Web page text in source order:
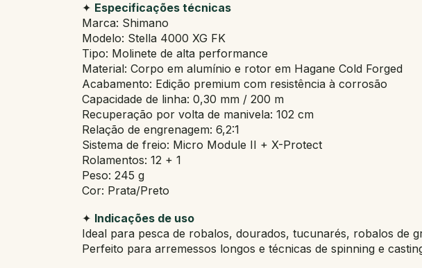
✦ Especificações técnicas
Marca: Shimano
Modelo: Stella 4000 XG FK
Tipo: Molinete de alta performance
Material: Corpo em alumínio e rotor em Hagane Cold Forged
Acabamento: Edição premium com resistência à corrosão
Capacidade de linha: 0,30 mm / 200 m
Recuperação por volta de manivela: 102 cm
Relação de engrenagem: 6,2:1
Sistema de freio: Micro Module II + X-Protect
Rolamentos: 12 + 1
Peso: 245 g
Cor: Prata/Preto
✦ Indicações de uso
Ideal para pesca de robalos, dourados, tucunarés, robalos de
Perfeito para arremessos longos e técnicas de spinning e